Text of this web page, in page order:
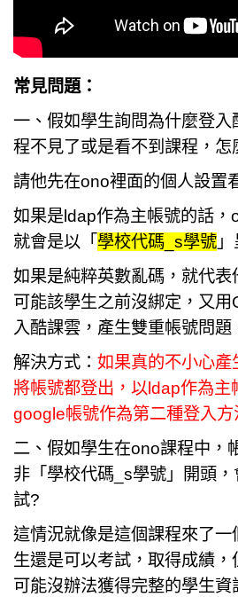
常見問題：
一、假如學生詢問為什麼登
程不見了或是看不到課程，怎
請他先在ono裡面的個人設置
如果是ldap作為主帳號的話，
就會是以「 學校代碼_s學號
如果是純粹英數亂碼，就代表
可能該學生之前沒綁定，又
入酷課雲，產生雙重帳號問題
解決方式： 如果真的不小心產
將帳號都登出，以ldap作為主
google帳號作為第二種登入方
二、假如學生在ono課程中，
非「學校代碼_s學號」開頭
試?
這情況就像是這個課程來了
生還是可以考試，取得成績
可能沒辦法獲得完整的學生資